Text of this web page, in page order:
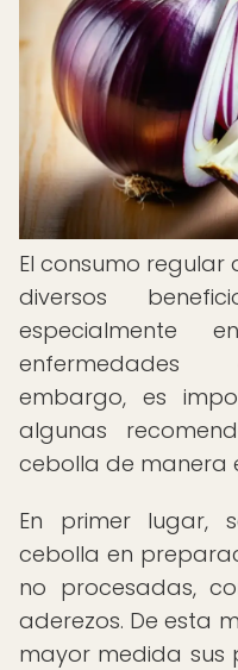
El consumo
diversos
especialmente
enfermedades
embargo, es
algunas
cebolla de manera
En primer lugar,
cebolla en
no procesadas,
aderezos. De esta
mayor medida sus